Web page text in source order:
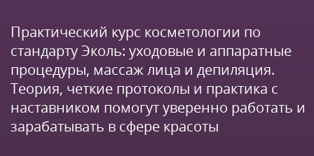
Практический курс косметологии по
стандарту Эколь: уходовые и аппаратные
процедуры, массаж лица и депиляция.
Теория, четкие протоколы и практика с
наставником помогут уверенно работать и
зарабатывать в сфере красоты